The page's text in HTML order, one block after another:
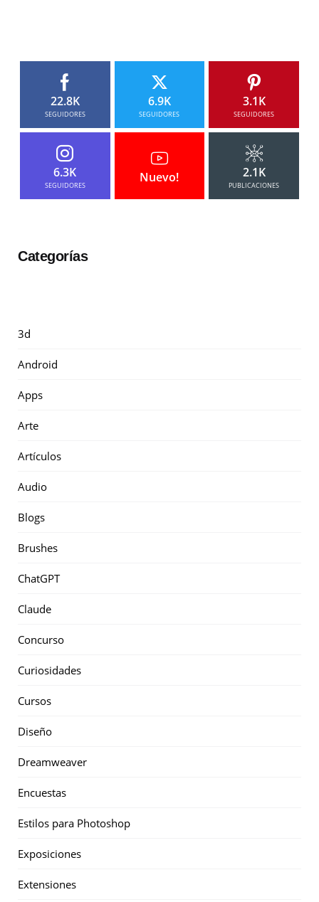
22.8K
SEGUIDORES
6.9K
SEGUIDORES
3.1K
SEGUIDORES
6.3K
SEGUIDORES
Nuevo! 2.1K
PUBLICACIONES
Categorías
3d
Android
Apps
Arte
Artículos
Audio
Blogs
Brushes
ChatGPT
Claude
Concurso
Curiosidades
Cursos
Diseño
Dreamweaver
Encuestas
Estilos para Photoshop
Exposiciones
Extensiones